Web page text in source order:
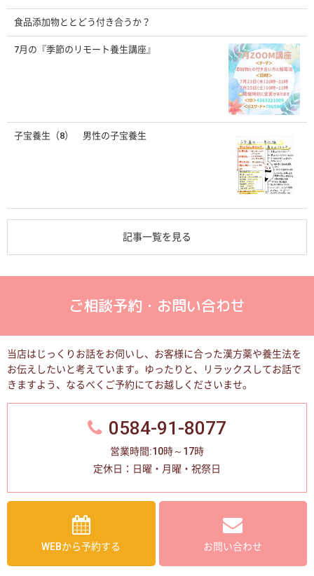
食品添加物ととどう付き合うか？
7月の『季節のリモート養生講座』
子宝養生（8） 男性の子宝養生
記事一覧を見る
ご相談予約・お問い合わせ
当店はじっくりお話をお伺いし、お客様に合った漢方薬や養生法を
お伝えしたいと考えています。
ゆったりと、リラックスしてお話で
きますよう、なるべくご予約にてお越しくださいませ。
0584-91-8077
営業時間:10時～17時
定休日：日曜・月曜・祝祭日
WEBから予約する お問い合わせ